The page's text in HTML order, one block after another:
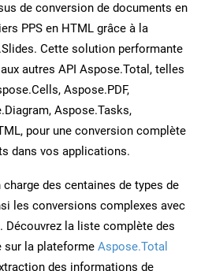
de conversion de documents en
PPS en HTML grâce à la
Cette solution performante
autres API Aspose.Total, telles
Aspose.PDF,
Aspose.Tasks,
pour une conversion complète
dans vos applications.
des centaines de types de
les conversions complexes avec
Découvrez la liste complète des
sur la plateforme Aspose.Total
des informations de